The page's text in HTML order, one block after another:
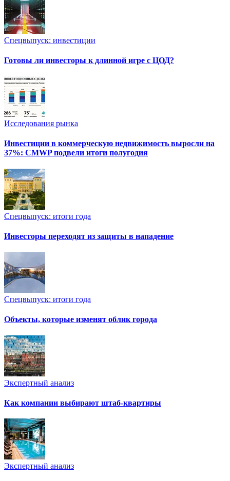
Спецвыпуск: инвестиции
Готовы ли инвесторы к длинной игре с ЦОД?
Исследования рынка
Инвестиции в коммерческую недвижимость выросли на
37%: CMWP подвели итоги полугодия
Спецвыпуск: итоги года
Инвесторы переходят из защиты в нападение
Спецвыпуск: итоги года
Объекты, которые изменят облик города
Экспертный анализ
Как компании выбирают штаб-квартиры
Экспертный анализ